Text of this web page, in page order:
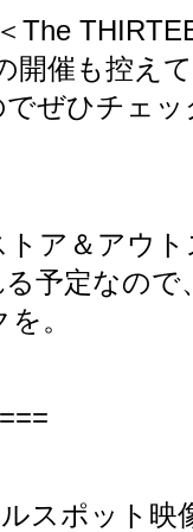
The
開催も控え
ぜひチェ
トア＆アウ
る予定なの
。
スポット映